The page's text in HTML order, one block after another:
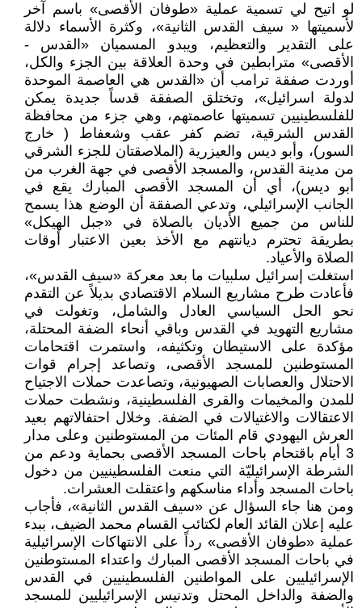
لو اتيح لي تسمية عملية «طوفان الأقصى» باسم آخر
لأسميتها « سيف القدس الثانية»، وكثرة الأسماء دلالة
على التقدير والتعظيم، ويبدو المسميان «القدس -
الأقصى» مترابطين في وحدة العلاقة بين الجزء والكل،
أوردت صفقة ترامب أن «القدس هي العاصمة الموحدة
لدولة اسرائيل»، وتختلق الصفقة قدساً جديدة يمكن
للفلسطينيين تسميتها عاصمتهم، وهي جزء من محافظة
القدس الشرقية، تضم كفر عقب وشعفاط ( خارج
السور)، وأبو ديس والعيزرية (الملاصقتان للجزء الشرقي
من مدينة القدس، والمسجد الأقصى في جهة الغرب من
أبو ديس)، أي أن المسجد الأقصى المبارك يقع في
الجانب الإسرائيلي، وتدعي الصفقة أن الوضع هذا يسمح
للناس من جميع الأديان بالصلاة في «جبل الهيكل»
بطريقة تحترم ديانتهم مع الأخذ بعين الاعتبار أوقات
الصلاة والأعياد.
استغلت إسرائيل سلبيات ما بعد معركة «سيف القدس»،
فأعادت طرح مشاريع السلام الاقتصادي بديلاً عن التقدم
نحو الحل السياسي العادل والشامل، وتغولت في
مشاريع التهويد في القدس وباقي أنحاء الضفة المحتلة،
مؤكدة على الاستيطان وتكثيفه، واستمرت اقتحامات
المستوطنين للمسجد الأقصى، وتصاعد إجرام قوات
الاحتلال والعصابات الصهيونية، وتصاعدت حملات الاجتياح
للمدن والمخيمات والقرى الفلسطينية، ونشطت حملات
الاعتقالات والاغتيالات في الضفة. وخلال احتفالاتهم بعيد
العرش اليهودي قام المئات من المستوطنين وعلى مدار
3 أيام باقتحام باحات المسجد الأقصى بحماية ودعم من
الشرطة الإسرائيليّة التي منعت الفلسطينيين من دخول
باحات المسجد وأداء مناسكهم واعتقلت العشرات.
ومن هنا جاء السؤال عن «سيف القدس الثانية»، فأجاب
عليه إعلان القائد العام لكتائب القسام محمد الضيف، ببدء
عملية «طوفان الأقصى» رداً على الانتهاكات الإسرائيلية
في باحات المسجد الأقصى المبارك واعتداء المستوطنين
الإسرائيليين على المواطنين الفلسطينيين في القدس
والضفة والداخل المحتل وتدنيس الإسرائيليين للمسجد